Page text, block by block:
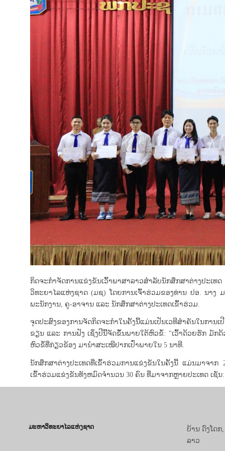
ກິດຈະກຳຈັດການແຂ່ງຂັນເວົ້າພາສາລາວສຳລັບນັກສຶກສາຕ່າງປະເ
ວິທະຍາໄລແຫ່ງຊາດ (ມຊ) ໂດຍການເຈົ້າຮ່ວມຂອງທ່ານ ປອ. ນາ
ພະນັກງານ, ຄູ-ອາຈານ ແລະ ນັກສຶກສາຕ່າງປະເທດເຂົ້າຮ່ວມ.
ຈຸດປະສົງຂອງການຈັດກິດຈະກຳໃນຄັ້ງນີ້ແມ່ນເປັນເວທີສຳຄັນໃນກາ
ຂຽນ ແລະ ການຟັງ ເຊິ່ງປີນີ້ຈັດຂຶ້ນພາຍໃຕ້ຫົວຂໍ້: "ເວົ້າດ້ວຍຮັກ ມັກ
ຫົວຂໍ້ທີ່ກ່ຽວຂ້ອງ ມານຳສະເໜີປາກເປົ່າພາຍໃນ 5 ນາທີ.
ນັກສຶກສາຕ່າງປະເທດທີ່ເຂົ້າຮ່ວມການແຂ່ງຂັນໃນຄັ້ງນີ້ ແມ່ນມາຈ
ເຂົ້າຮ່ວມແຂ່ງຂັນທັງຫມົດຈໍານວນ 30 ຄົນ ທີ່ມາຈາກຫຼາຍປະເທດ ເຊັ່
ມະຫາວິທະຍາໄລແຫ່ງຊາດ
ບ້ານ ດົງໂດກ
ລາວ